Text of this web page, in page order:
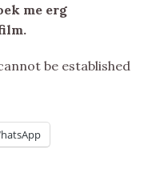
me erg
be established